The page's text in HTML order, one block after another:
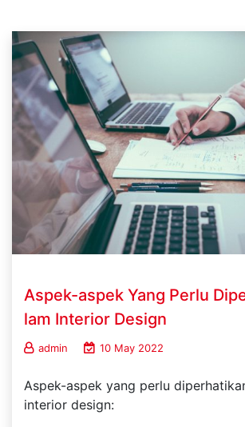
Aspek-aspek Yang Perlu
lam Interior Design
admin 10 May 2022
Aspek-aspek yang perlu
interior design: